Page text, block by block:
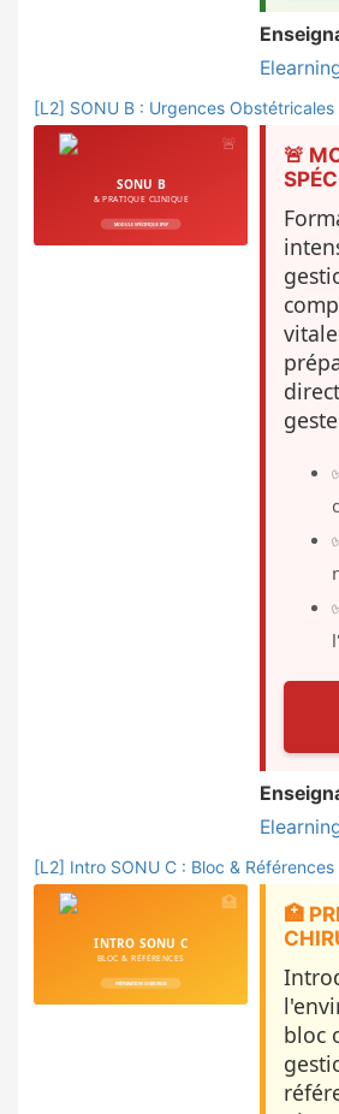
[L2] SONU B : Urgences Obstétricales
🚨
[L2] Intro SONU C : Bloc & Références
🏥
bloc